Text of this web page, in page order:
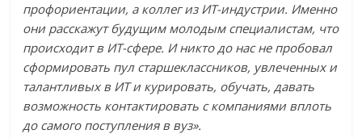
профориентации, а коллег из ИТ-индустрии. Именно
они расскажут будущим молодым специалистам, что
происходит в ИТ-сфере. И никто до нас не пробовал
сформировать пул старшеклассников, увлеченных и
талантливых в ИТ и курировать, обучать, давать
возможность контактировать с компаниями вплоть
до самого поступления в вуз».